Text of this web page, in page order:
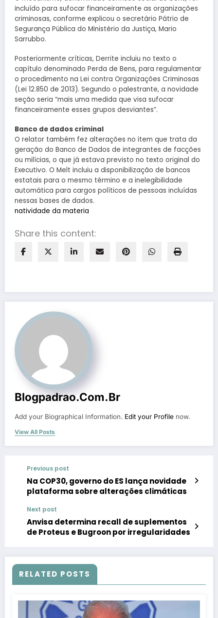
incluído para sufocar financeiramente as organizações
criminosas, conforme explicou o secretário Pátrio de
Segurança Pública do Ministério da Justiça, Mario
Sarrubbo.
Posteriormente críticas, Derrite incluiu no texto o
capítulo denominado Perda de Bens, para regulamentar
o procedimento na Lei contra Organizações Criminosas
(Lei 12.850 de 2013). Segundo o palestrante, a novidade
seção seria “mais uma medida que visa sufocar
financeiramente esses grupos desviantes”.
Banco de dados criminal
O relator também fez alterações no item que trata da
geração do Banco de Dados de integrantes de facções
ou milícias, o que já estava previsto no texto original do
Executivo. O Melt incluiu a disponibilização de bancos
estatais para o mesmo término e a inelegibilidade
automática para cargos políticos de pessoas incluídas
nessas bases de dados.
natividade da materia
Share this content:
Blogpadrao.com.br
Add your Biographical Information. Edit your Profile now.
View All Posts
Previous post
Na COP30, governo do ES lança novidade
plataforma sobre alterações climáticas
Next post
Anvisa determina recall de suplementos
de Proteus e Bugroon por irregularidades
RELATED POSTS